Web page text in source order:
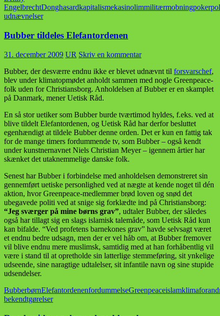
EngelbrechtDonghasardkapitalismekasinolimmilitærmobningpoker
udnævnelser
Bubber tildeles Elefantordenen
31. december 2009 UR Skriv en kommentar
Bubber, der desværre endnu ikke er blevet udnævnt til forsvarschef,
blev under klimatopmødet anholdt sammen med nogle Greenpeace-
folk uden for Christiansborg. Anholdelsen af Bubber er en skamplet
på Danmark, mener Uetisk Råd.
En så stor uetiker som Bubber burde tværtimod hyldes, f.eks. ved at
blive tildelt Elefantordenen, og Uetisk Råd har derfor besluttet
egenhændigt at tildele Bubber denne orden. Det er kun en fattig tak
for de mange timers fordummende tv, som Bubber – også kendt
under kunstnernavnet Niels Christian Meyer – igennem årtier har
skænket det utaknemmelige danske folk.
Senest har Bubber i forbindelse med anholdelsen demonstreret sin
gennemført uetiske personlighed ved at nægte at kende noget til dén
aktion, hvor Greenpeace-medlemmer brød loven og snød det
ubegavede politi ved at snige sig forklædte ind på Christiansborg:
“Jeg sværger på mine børns grav”, udtaler Bubber, der således
også har tillagt sig en slags islamisk talemåde, som Uetisk Råd kun
kan bifalde. “Ved profetens barnekones grav” havde selvsagt været
et endnu bedre udsagn, men der er vel håb om, at Bubber fremover
vil blive endnu mere muslimsk, samtidig med at han forhåbentlig vil
være i stand til at opretholde sin latterlige stemmeføring, sit ynkelige
udseende, sine naragtige udtalelser, sit infantile navn og sine stupide
udsendelser.
BubberbørnElefantordenenfordummelseGreenpeaceislam
bekendtgørelser